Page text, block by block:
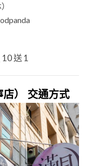
送 1
） 交通方式